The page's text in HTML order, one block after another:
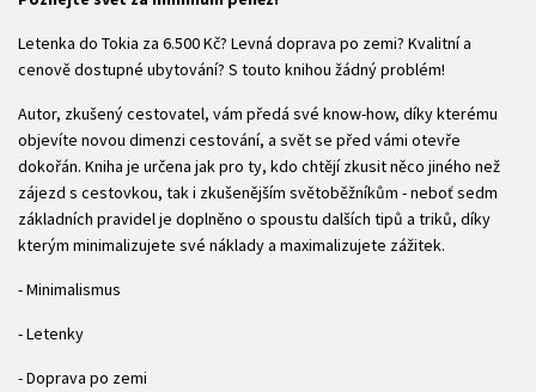
Letenka do Tokia za 6.500 Kč? Levná doprava po zemi? Kvalitní a
cenově dostupné ubytování? S touto knihou žádný problém!
Autor, zkušený cestovatel, vám předá své know-how, díky kterému
objevíte novou dimenzi cestování, a svět se před vámi otevře
dokořán. Kniha je určena jak pro ty, kdo chtějí zkusit něco jiného než
zájezd s cestovkou, tak i zkušenějším světoběžníkům - neboť sedm
základních pravidel je doplněno o spoustu dalších tipů a triků, díky
kterým minimalizujete své náklady a maximalizujete zážitek.
- Minimalismus
- Letenky
- Doprava po zemi